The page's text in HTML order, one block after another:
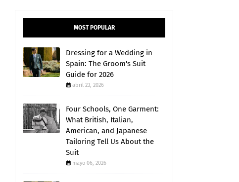
MOST POPULAR
Dressing for a Wedding in
Spain: The Groom's Suit
Guide for 2026
abril 23, 2026
Four Schools, One Garment:
What British, Italian,
American, and Japanese
Tailoring Tell Us About the
Suit
mayo 06, 2026